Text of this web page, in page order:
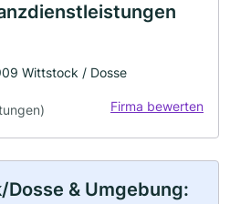
Wittstock / Dosse
Firma bewerten
& Umgebung: